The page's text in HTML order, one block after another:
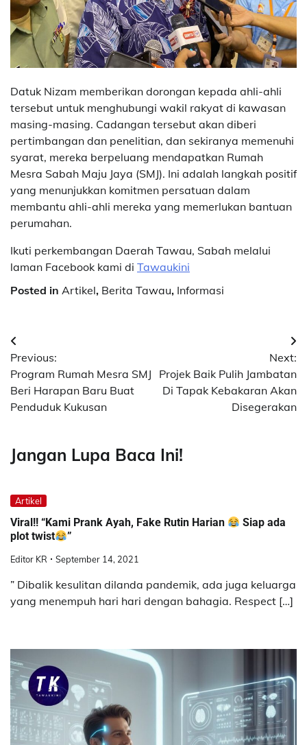
Datuk Nizam memberikan dorongan kepada ahli-ahli
tersebut untuk menghubungi wakil rakyat di kawasan
masing-masing. Cadangan tersebut akan diberi
pertimbangan dan penelitian, dan sekiranya memenuhi
syarat, mereka berpeluang mendapatkan Rumah
Mesra Sabah Maju Jaya (SMJ). Ini adalah langkah positif
yang menunjukkan komitmen persatuan dalam
membantu ahli-ahli mereka yang memerlukan bantuan
perumahan.
Ikuti perkembangan Daerah Tawau, Sabah melalui
laman Facebook kami di Tawaukini
Posted in Artikel, Berita Tawau, Informasi
Post
navigation
Previous:
Program Rumah Mesra SMJ
Beri Harapan Baru Buat
Penduduk Kukusan
Next:
Projek Baik Pulih Jambatan
Di Tapak Kebakaran Akan
Disegerakan
Jangan Lupa Baca Ini!
Artikel
Viral!! “Kami Prank Ayah, Fake Rutin Harian
Siap ada
plot twist
”
Editor KR September 14, 2021
” Dibalik kesulitan dilanda pandemik, ada juga keluarga
yang menempuh hari hari dengan bahagia. Respect […]